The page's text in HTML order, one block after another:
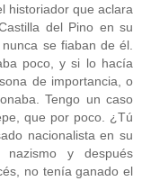
historiador que aclara
del Pino en su
se fiaban de él.
poco, y si lo hacía
de importancia, o
Tengo un caso
que por poco. ¿Tú
nacionalista en su
nazismo y después
no tenía ganado el